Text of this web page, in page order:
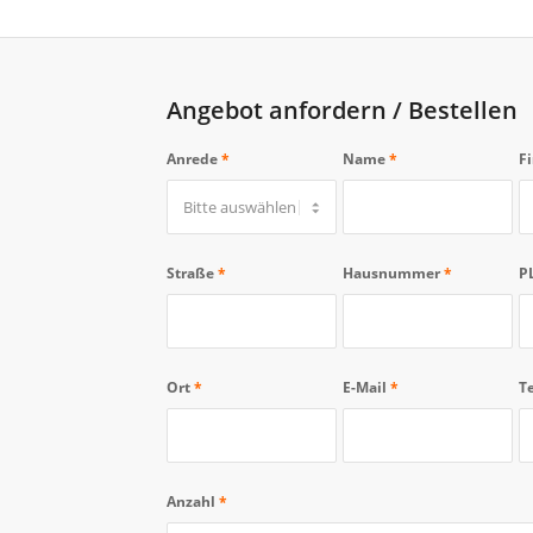
Angebot anfordern / Bestellen
Anrede* Name*
Straße* Hausnummer*
Ort* E-Mail *
Anzahl *